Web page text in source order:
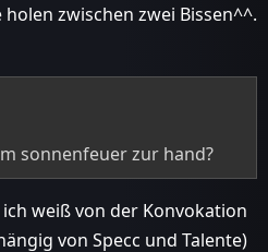
zwischen zwei Bissen^^.
sonnenfeuer zur hand?
weiß von der Konvokation
von Specc und Talente)